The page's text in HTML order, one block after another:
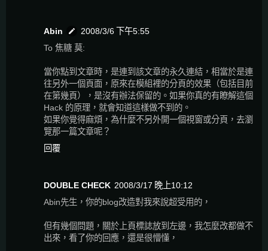
Abin
2008/3/6 下午5:55
To 焦糖 莫:
當你點到文章時，是連到該文章的永久連結，相當於是連
往另外一個頁面，原來在模組裡的分頁的效果（包括目前
在第幾頁），是沒有辦法保留的。如果你真的有瞭解這個
Hack 的原理，就會知道這樣做不到的。
如果你覺得麻煩，為什麼不另外開一個視窗或分頁，去瀏
覽那一篇文章呢？
回覆
DOUBLE CHECK 2008/3/17 晚上10:12
Abin先生，你的blog改造對我來說超受用的，
但有幾個問題，關於上頁標誌放到左邊，我怎麼改都做不
出來，看了你的回應，還是很懵懂，